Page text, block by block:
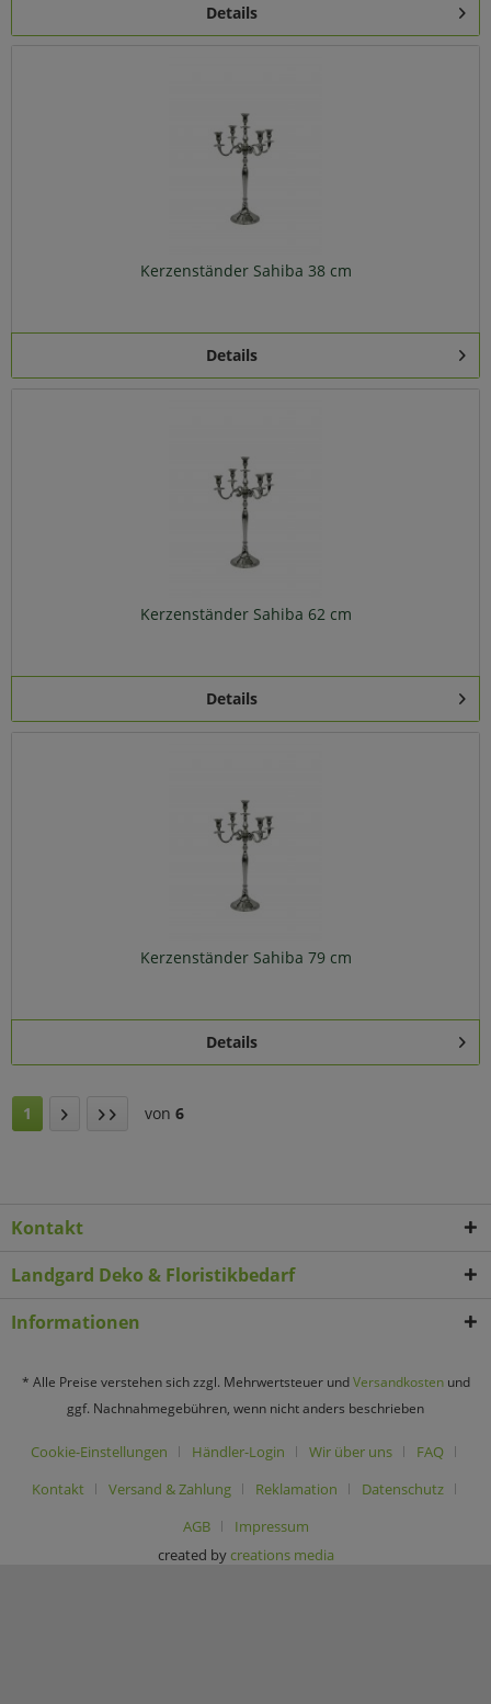
Details
Kerzenständer Sahiba 38 cm
Details
Kerzenständer Sahiba 62 cm
Details
Kerzenständer Sahiba 79 cm
Details
1 von 6
Kontakt
Landgard Deko & Floristikbedarf
Informationen
* Alle Preise verstehen sich zzgl. Mehrwertsteuer undVersandkostenund
ggf. Nachnahmegebühren, wenn nicht anders beschrieben
Cookie-Einstellungen Händler-Login Wir über uns
FAQ
Kontakt
Versand & Zahlung Reklamation
Datenschutz
AGB
Impressum
created by creations media